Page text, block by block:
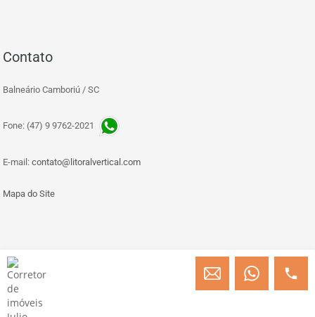
Contato
Balneário Camboriú / SC
Fone: (47) 9 9762-2021
E-mail: contato@litoralvertical.com
Mapa do Site
© Copyright 2013 » 2026 Engenheiro Julio C. Baggio - Corretor de Imóveis